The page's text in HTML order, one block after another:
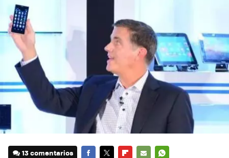
13 comentarios